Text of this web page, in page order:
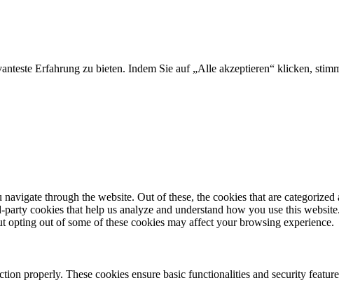
Erfahrung zu bieten. Indem Sie auf „Alle akzeptieren“ klicken,
through the website. Out of these, the cookies that are categorized
cookies that help us analyze and understand how you use this
opting out of some of these cookies may affect your browsing experience.
properly. These cookies ensure basic functionalities and security